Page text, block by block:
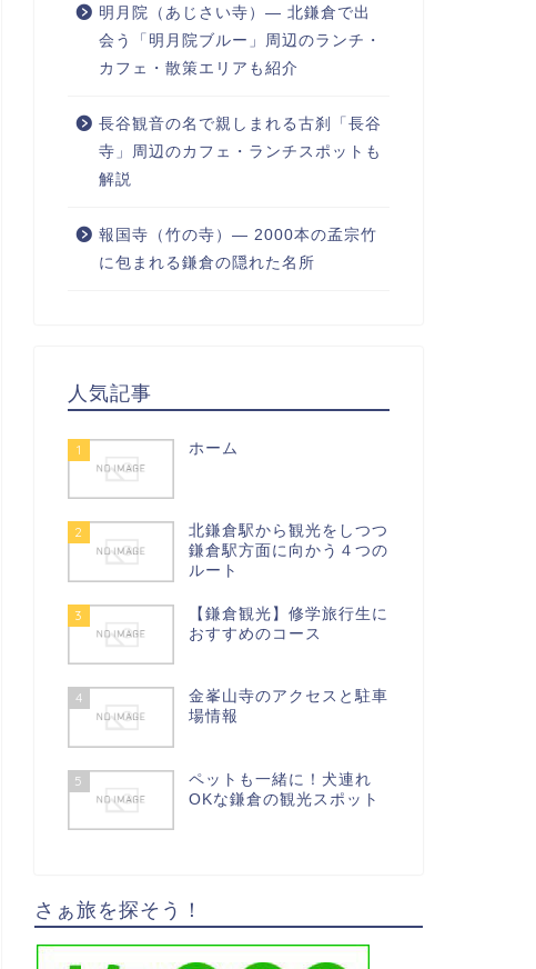
明月院（あじさい寺）― 北鎌倉で出
会う「明月院ブルー」周辺のランチ・
カフェ・散策エリアも紹介
長谷観音の名で親しまれる古刹「長谷
寺」周辺のカフェ・ランチスポットも
解説
報国寺（竹の寺）― 2000本の孟宗竹
に包まれる鎌倉の隠れた名所
人気記事
1 ホーム
2
北鎌倉駅から観光をしつつ
鎌倉駅方面に向かう４つの
ルート
3
【鎌倉観光】修学旅行生に
おすすめのコース
4
金峯山寺のアクセスと駐車
場情報
5
ペットも一緒に！犬連れ
OKな鎌倉の観光スポット
さぁ旅を探そう！